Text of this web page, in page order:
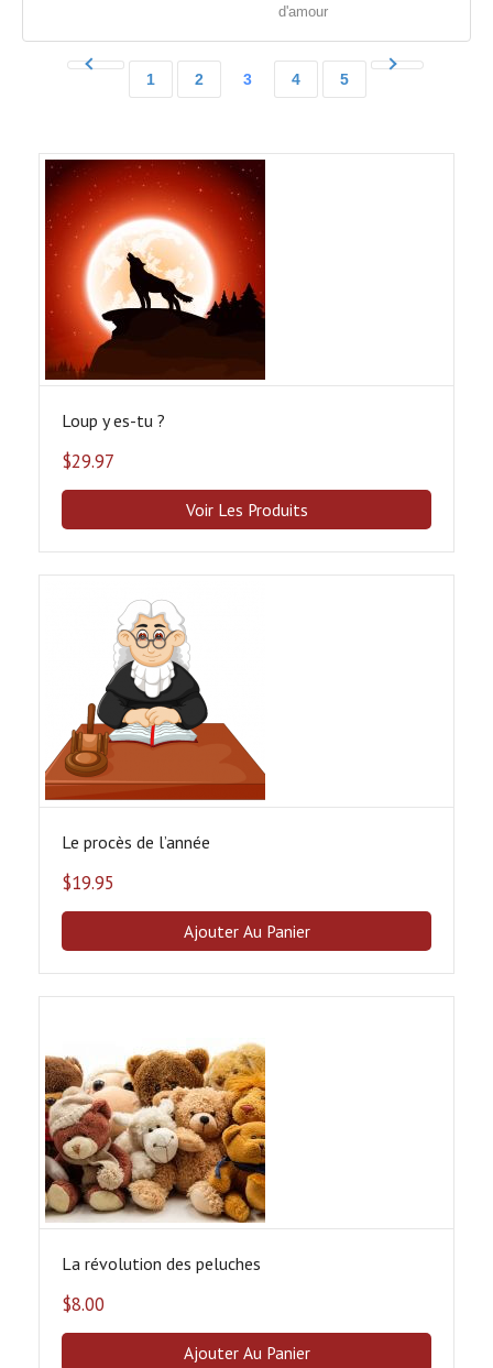
d'amour
1 2 3 4 5
Loup y es-tu ?
$29.97
Voir Les Produits
Le procès de l’année
$19.95
Ajouter Au Panier
La révolution des peluches
$8.00
Ajouter Au Panier